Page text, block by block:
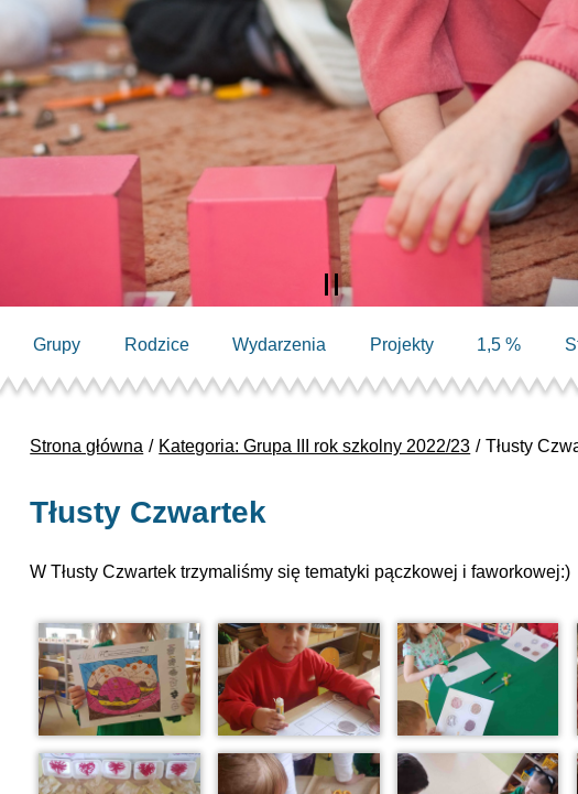
Grupy Rodzice Wydarzenia Projekty 1,5 %
Strona główna Kategoria: Grupa III rok szkolny 2022/23 Tłusty
Tłusty Czwartek
W Tłusty Czwartek trzymaliśmy się tematyki pączkowej i faworkowej:)